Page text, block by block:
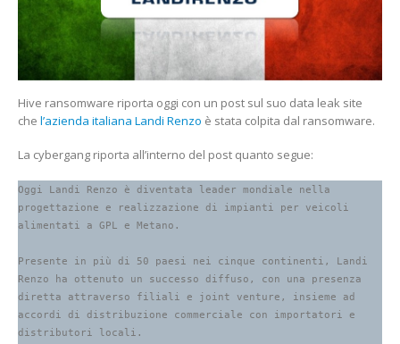
Hive ransomware riporta oggi con un post sul suo data leak site
che l’azienda italiana Landi Renzo è stata colpita dal ransomware.
La cybergang riporta all’interno del post quanto segue:
Oggi Landi Renzo è diventata leader mondiale nella
progettazione e realizzazione di impianti per veicoli
alimentati a GPL e Metano.
Presente in più di 50 paesi nei cinque continenti, Landi
Renzo ha ottenuto un successo diffuso, con una presenza
diretta attraverso filiali e joint venture, insieme ad
accordi di distribuzione commerciale con importatori e
distributori locali.